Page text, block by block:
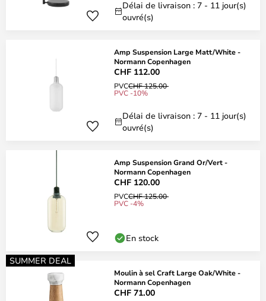
Délai de livraison : 7 - 11 jour(s)
ouvré(s)
Amp Suspension Large Matt/White -
Normann Copenhagen
CHF 112.00
PVCCHF 125.00
PVC -10%
Délai de livraison : 7 - 11 jour(s)
ouvré(s)
Amp Suspension Grand Or/Vert -
Normann Copenhagen
CHF 120.00
PVCCHF 125.00
PVC -4%
En stock
SUMMER DEAL
Moulin à sel Craft Large Oak/White -
Normann Copenhagen
CHF 71.00